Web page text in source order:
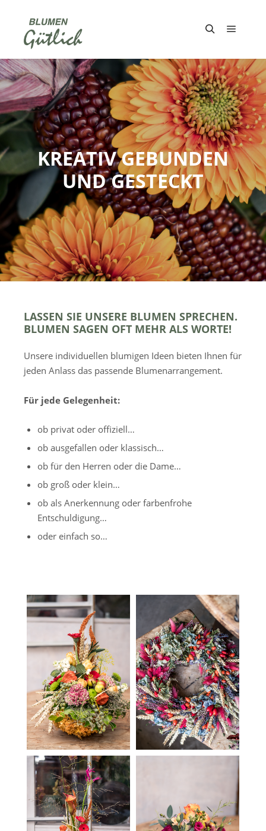
KREATIV GEBUNDEN
UND GESTECKT
LASSEN SIE UNSERE BLUMEN SPRECHEN.
BLUMEN SAGEN OFT MEHR ALS WORTE!
Unsere individuellen blumigen Ideen bieten Ihnen für
jeden Anlass das passende Blumenarrangement.
Für jede Gelegenheit:
ob privat oder offiziell…
ob ausgefallen oder klassisch…
ob für den Herren oder die Dame…
ob groß oder klein…
ob als Anerkennung oder farbenfrohe
Entschuldigung…
oder einfach so…